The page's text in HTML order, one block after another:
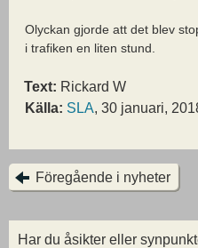
Olyckan gjorde att det blev
i trafiken en liten stund.
Text: Rickard W
Källa: SLA, 30 januari,
Föregående i nyheter
Har du åsikter eller